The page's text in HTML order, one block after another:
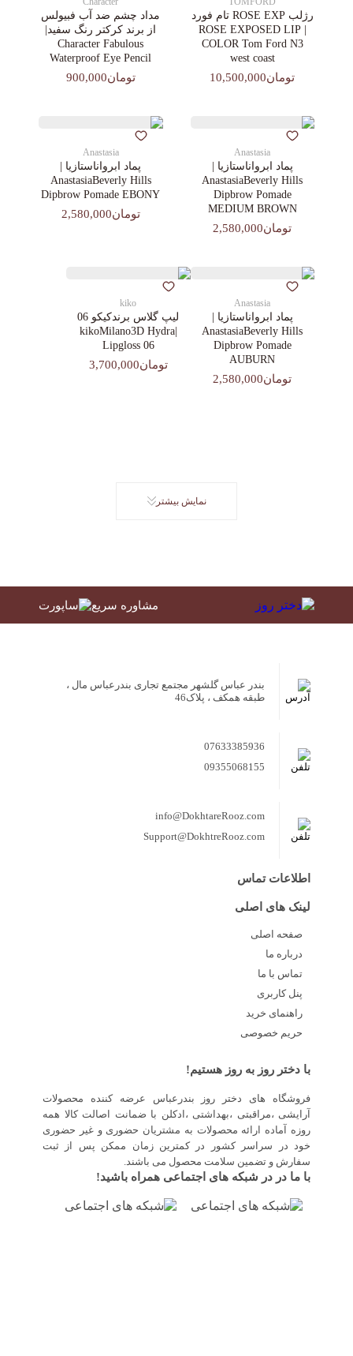
رژلب ROSE EXP تام فورد
| ROSE EXPOSED LIP
COLOR Tom Ford N3
west coast
تومان10,500,000
مداد چشم ضد آب فبیولس
از برند کرکتر رنگ سفید|
Character Fabulous
Waterproof Eye Pencil
تومان900,000
Anastasia
پماد ابرواناستازیا |
AnastasiaBeverly Hills
Dipbrow Pomade
MEDIUM BROWN
تومان2,580,000
Anastasia
پماد ابرواناستازیا |
AnastasiaBeverly Hills
Dipbrow Pomade EBONY
تومان2,580,000
Anastasia
پماد ابرواناستازیا |
AnastasiaBeverly Hills
Dipbrow Pomade
AUBURN
تومان2,580,000
kiko
لیپ گلاس‌ برندکیکو 06
|kikoMilano3D Hydra
Lipgloss 06
تومان3,700,000
نمایش بیشتر
مشاوره سریع
بندر عباس گلشهر مجتمع تجاری بندرعباس مال ،
طبقه همکف ، پلاک46
07633385936
09355068155
info@DokhtareRooz.com
Support@DokhtreRooz.com
اطلاعات تماس
لینک های اصلی
صفحه اصلی
درباره ما
تماس با ما
پنل کاربری
راهنمای خرید
حریم خصوصی
با دختر روز به روز هستیم!
فروشگاه های دختر روز بندرعباس عرضه کننده محصولات
آرایشی ،مراقبتی ،بهداشتی ،ادکلن با ضمانت اصالت کالا همه
روزه آماده ارائه محصولات به مشتریان حضوری و غیر حضوری
خود در سراسر کشور در کمترین زمان ممکن پس از ثبت
سفارش و تضمین سلامت محصول می باشند.
با ما در در شبکه های اجتماعی همراه باشید!